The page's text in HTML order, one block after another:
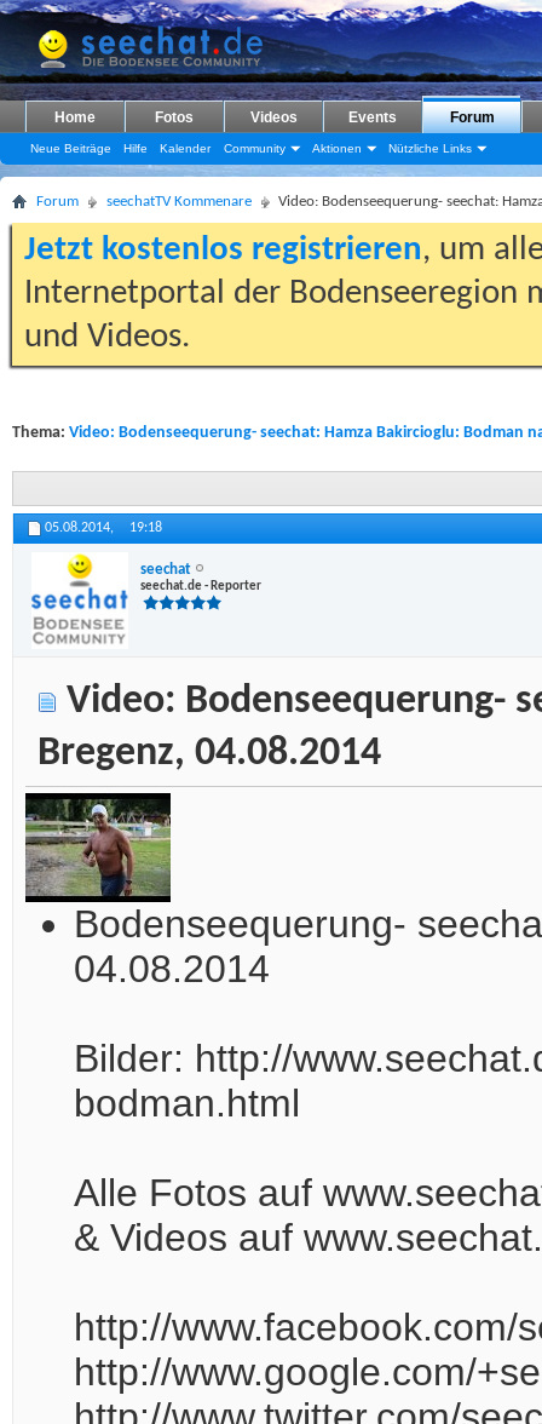
Home Fotos Videos Events Forum
Neue Beiträge Hilfe Kalender Community Aktionen Nützliche Links
Forum seechatTV Kommenare Video: Bodenseequerung- seechat:
Jetzt kostenlos registrieren, um
Internetportal der Bodenseeregion
und Videos.
Thema: Video: Bodenseequerung- seechat: Hamza Bakircioglu: Bodman
05.08.2014, 19:18
seechat
seechat.de - Reporter
Video: Bodenseequerung-
Bregenz, 04.08.2014
Bodenseequerung-
04.08.2014
Bilder: http://
bodman.html
Alle Fotos auf
& Videos auf
http://www.facebook.com/
http://www.google.com/